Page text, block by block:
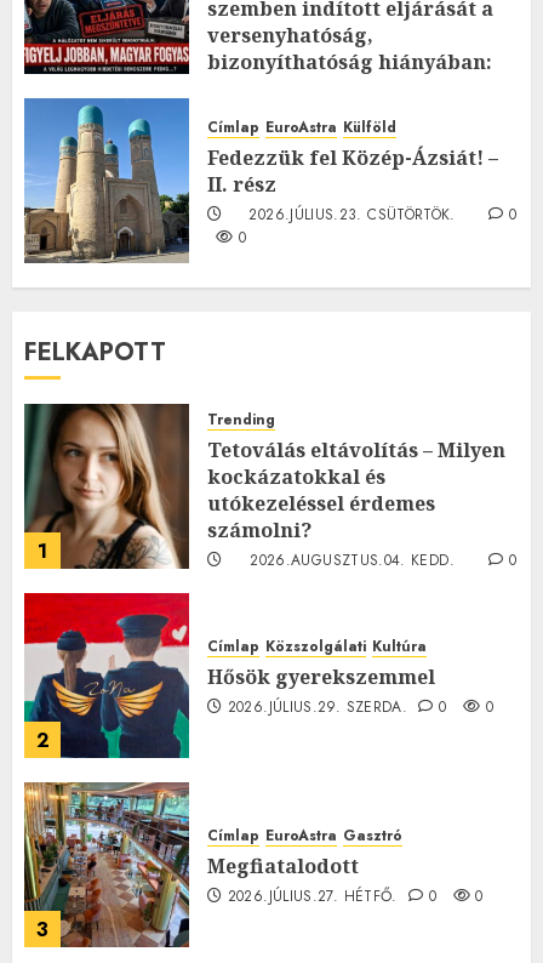
szemben indított eljárását a
versenyhatóság,
bizonyíthatóság hiányában:
2026.JÚLIUS.23. CSÜTÖRTÖK.
0
Címlap EuroAstra Külföld
Fedezzük fel Közép-Ázsiát! –
II. rész
2026.JÚLIUS.23. CSÜTÖRTÖK.
0
0
FELKAPOTT
1
Trending
Tetoválás eltávolítás – Milyen
kockázatokkal és
utókezeléssel érdemes
számolni?
2026.AUGUSZTUS.04. KEDD.
0
2
Címlap Közszolgálati Kultúra
Hősök gyerekszemmel
2026.JÚLIUS.29. SZERDA. 0 0
3
Címlap EuroAstra Gasztró
Megfiatalodott
2026.JÚLIUS.27. HÉTFŐ. 0 0